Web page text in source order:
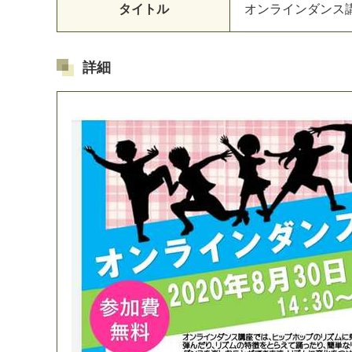
タイトル オンライ ンダンス
詳細